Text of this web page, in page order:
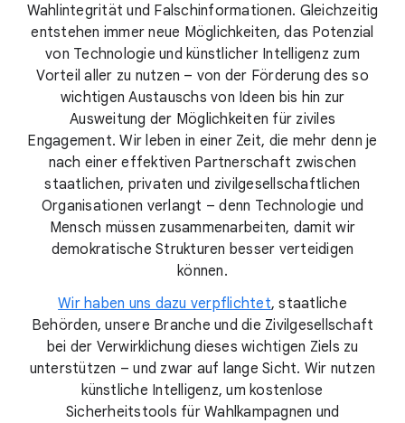
Wahlintegrität und Falschinformationen. Gleichzeitig
entstehen immer neue Möglichkeiten, das Potenzial
von Technologie und künstlicher Intelligenz zum
Vorteil aller zu nutzen – von der Förderung des so
wichtigen Austauschs von Ideen bis hin zur
Ausweitung der Möglichkeiten für ziviles
Engagement. Wir leben in einer Zeit, die mehr denn je
nach einer effektiven Partnerschaft zwischen
staatlichen, privaten und zivilgesellschaftlichen
Organisationen verlangt – denn Technologie und
Mensch müssen zusammenarbeiten, damit wir
demokratische Strukturen besser verteidigen
können.
Wir haben uns dazu verpflichtet, staatliche
Behörden, unsere Branche und die Zivilgesellschaft
bei der Verwirklichung dieses wichtigen Ziels zu
unterstützen – und zwar auf lange Sicht. Wir nutzen
künstliche Intelligenz, um kostenlose
Sicherheitstools für Wahlkampagnen und